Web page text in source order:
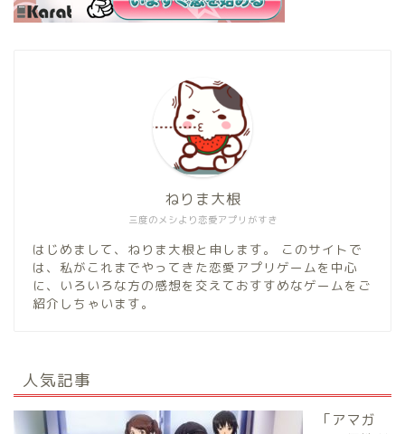
三度のメシより恋愛アプリがすき
ねりま大根
はじめまして、ねりま大根と申します。 このサイトで
は、私がこれまでやってきた恋愛アプリゲームを中心
に、いろいろな方の感想を交えておすすめなゲームをご
紹介しちゃいます。
人気記事
「アマガ